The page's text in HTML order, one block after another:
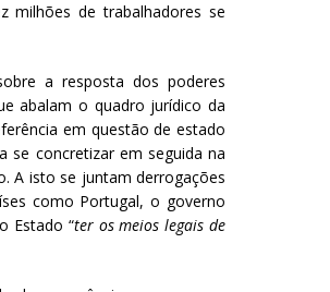
milhões de trabalhadores se
a resposta dos poderes
abalam o quadro jurídico da
em questão de estado
se concretizar em seguida na
A isto se juntam derrogações
como Portugal, o governo
Estado “ter os meios legais de